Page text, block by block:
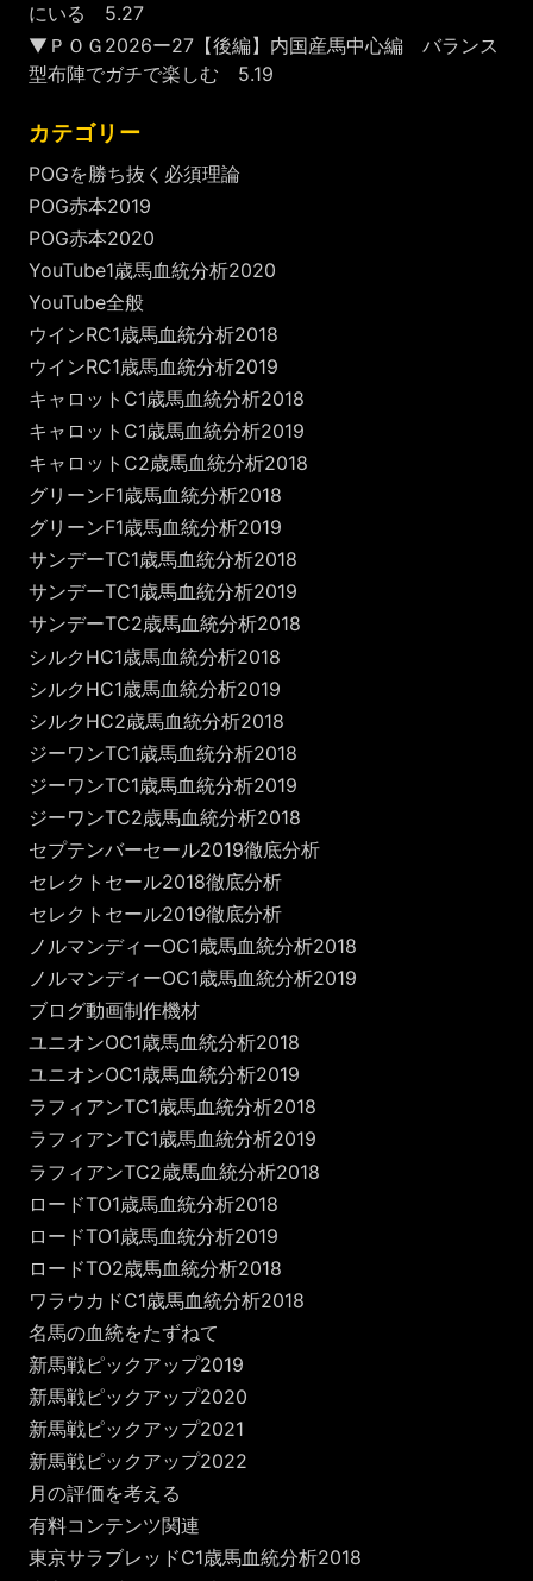
にいる 5.27
▼ＰＯＧ2026ー27【後編】内国産馬中心編 バランス
型布陣でガチで楽しむ 5.19
カテゴリー
POGを勝ち抜く必須理論
POG赤本2019
POG赤本2020
YouTube1歳馬血統分析2020
YouTube全般
ウインRC1歳馬血統分析2018
ウインRC1歳馬血統分析2019
キャロットC1歳馬血統分析2018
キャロットC1歳馬血統分析2019
キャロットC2歳馬血統分析2018
グリーンF1歳馬血統分析2018
グリーンF1歳馬血統分析2019
サンデーTC1歳馬血統分析2018
サンデーTC1歳馬血統分析2019
サンデーTC2歳馬血統分析2018
シルクHC1歳馬血統分析2018
シルクHC1歳馬血統分析2019
シルクHC2歳馬血統分析2018
ジーワンTC1歳馬血統分析2018
ジーワンTC1歳馬血統分析2019
ジーワンTC2歳馬血統分析2018
セプテンバーセール2019徹底分析
セレクトセール2018徹底分析
セレクトセール2019徹底分析
ノルマンディーOC1歳馬血統分析2018
ノルマンディーOC1歳馬血統分析2019
ブログ動画制作機材
ユニオンOC1歳馬血統分析2018
ユニオンOC1歳馬血統分析2019
ラフィアンTC1歳馬血統分析2018
ラフィアンTC1歳馬血統分析2019
ラフィアンTC2歳馬血統分析2018
ロードTO1歳馬血統分析2018
ロードTO1歳馬血統分析2019
ロードTO2歳馬血統分析2018
ワラウカドC1歳馬血統分析2018
名馬の血統をたずねて
新馬戦ピックアップ2019
新馬戦ピックアップ2020
新馬戦ピックアップ2021
新馬戦ピックアップ2022
月の評価を考える
有料コンテンツ関連
東京サラブレッドC1歳馬血統分析2018